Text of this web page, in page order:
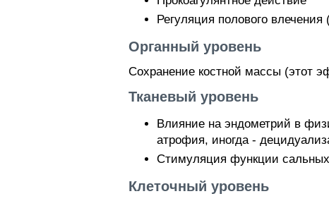
Регуляция полового
Органный уровень
Сохранение костной массы (этот
Тканевый уровень
Влияние на эндометрий в
атрофия, иногда -
Стимуляция функции
Клеточный уровень